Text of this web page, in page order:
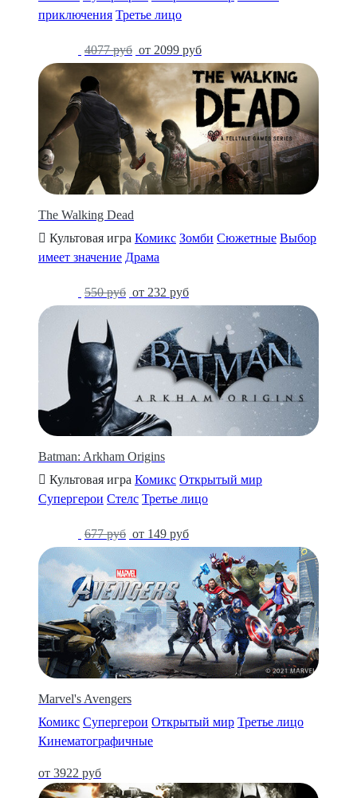
приключения Третье лицо
4077 руб от 2099 руб
The Walking Dead
Культовая игра Комикс Зомби Сюжетные Выбор
имеет значение Драма
550 руб от 232 руб
Batman: Arkham Origins
Культовая игра Комикс Открытый мир
Супергерои Стелс Третье лицо
677 руб от 149 руб
Marvel's Avengers
Комикс Супергерои Открытый мир Третье лицо
Кинематографичные
от 3922 руб